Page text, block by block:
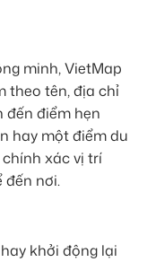
minh, VietMap
theo tên, địa chỉ
đến điểm hẹn
hay một điểm du
xác vị trí
đến nơi.
khởi động lại